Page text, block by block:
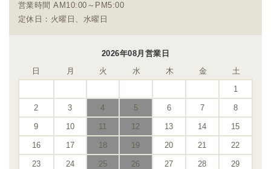
営業時間 AM10:00～PM5:00
定休日：火曜日、水曜日
2026年08月営業日
日
月 火 水 木 金
土
1
2 3 4 5 6 7 8
9 10 11 12 13 14 15
16 17 18 19 20 21 22
23 24 25 26 27 28 29